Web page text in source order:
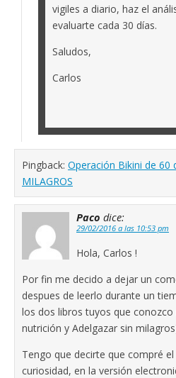
vigiles a diario, haz el
evaluarte cada 30 días.
Saludos,
Carlos
Pingback: Operación Bikini de 60
MILAGROS
Paco dice:
29/02/2016 a las 10:53 pm
Hola, Carlos !
Por fin me decido a dejar un
despues de leerlo durante un
los dos libros tuyos que
nutrición y Adelgazar sin
Tengo que decirte que compré
curiosidad, en la versión